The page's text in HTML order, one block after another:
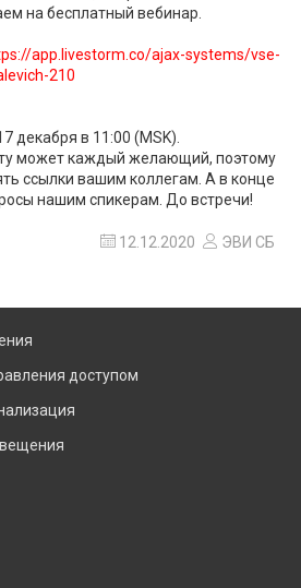
на бесплатный вебинар.
app.livestorm.co/ajax-systems/vse-
210
декабря в 11:00 (MSK).
может каждый желающий, поэтому
ссылки вашим коллегам. А в конце
нашим спикерам. До встречи!
12.12.2020 ЭВИ СБ
доступом